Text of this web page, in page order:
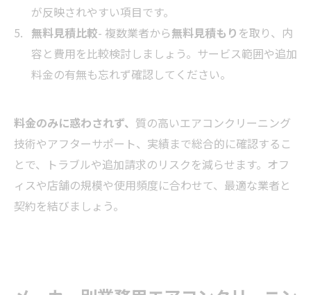
が反映されやすい項目です。
無料見積比較- 複数業者から無料見積もり を取り、内
容と費用を比較検討しましょう。サービス範囲や追加
料金の有無も忘れず確認してください。
料金のみに惑わされず、 質の高いエアコンクリーニング
技術やアフターサポート、実績まで総合的に確認するこ
とで、トラブルや追加請求のリスクを減らせます。オフ
ィスや店舗の規模や使用頻度に合わせて、最適な業者と
契約を結びましょう。